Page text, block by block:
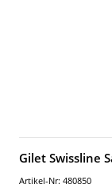
Gilet Swissline
Artikel-Nr: 480850